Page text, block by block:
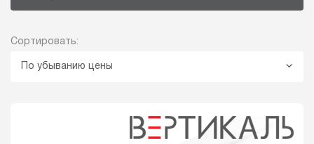
Сортировать:
По убыванию цены